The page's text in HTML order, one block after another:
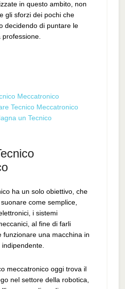
in questo ambito, non
gli sforzi dei pochi che
decidendo di puntare le
Meccatronico
Tecnico Meccatronico
un Tecnico
ha un solo obiettivo, che
come semplice,
i sistemi
al fine di farli
funzionare una macchina in
meccatronico oggi trova il
nel settore della robotica,